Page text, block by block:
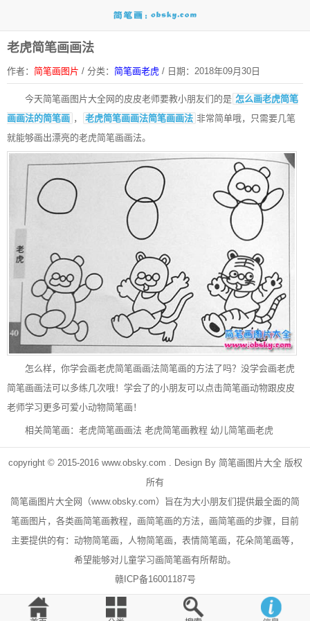
老虎简笔画画法
作者： 简笔画图片 / 分类： 简笔画老虎 / 日期：2018年09月30日
今天简笔画图片大全网的皮皮老师要教小朋友们的是 怎么画老虎简笔
画画法的简笔画 ， 老虎简笔画画法简笔画画法 非常简单哦，只需要几笔
就能够画出漂亮的老虎简笔画画法。
怎么样，你学会画老虎简笔画画法简笔画的方法了吗？没学会画老虎
简笔画画法可以多练几次哦！学会了的小朋友可以点击简笔画动物跟皮皮
老师学习更多可爱小动物简笔画！
相关简笔画： 老虎简笔画画法 老虎简笔画教程 幼儿简笔画老虎
copyright © 2015-2016 www.obsky.com . Design By 简笔画图片大全版权
所有
简笔画 图片大全网（www.obsky.com）旨在为大小朋友们提供最全面的简
笔画图片，各类画简笔画教程，画简笔画的方法，画简笔画的步骤，目前
主要提供的有： 动物简笔画 ， 人物简笔画 ，表情简笔画， 花朵简笔画等，
希望能够对儿童学习画简笔画有所帮助。
赣ICP备16001187号